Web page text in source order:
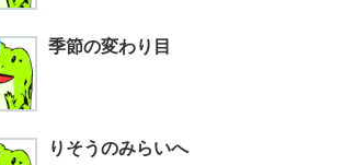
季節の変わり目
りそうのみらいへ